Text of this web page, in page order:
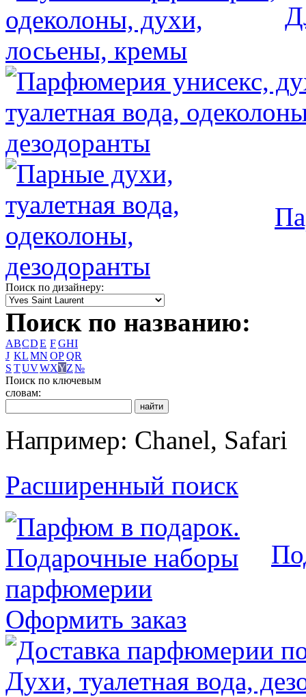
Поиск по дизайнеру:
Поиск по названию:
ABCDE FGHI
J KLMN OPQR
S TUVWXYZ№
Поиск по ключевым
словам:
Например: Chanel, Safari
Расширенный поиск
Оформить заказ